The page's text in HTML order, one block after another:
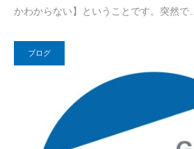
かわからない】ということです。突然で…
ブログ